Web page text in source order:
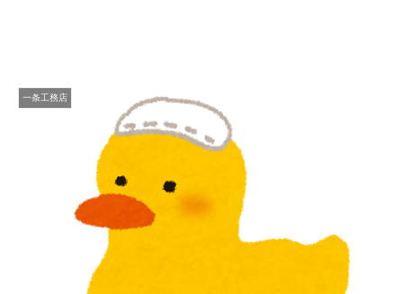
一条工務店